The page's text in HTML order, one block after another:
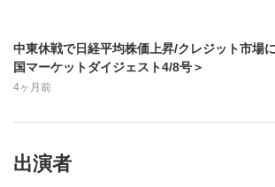
中東休戦で日経平均株価上昇/クレジット市場
国マーケットダイジェスト4/8号＞
4ヶ月前
出演者